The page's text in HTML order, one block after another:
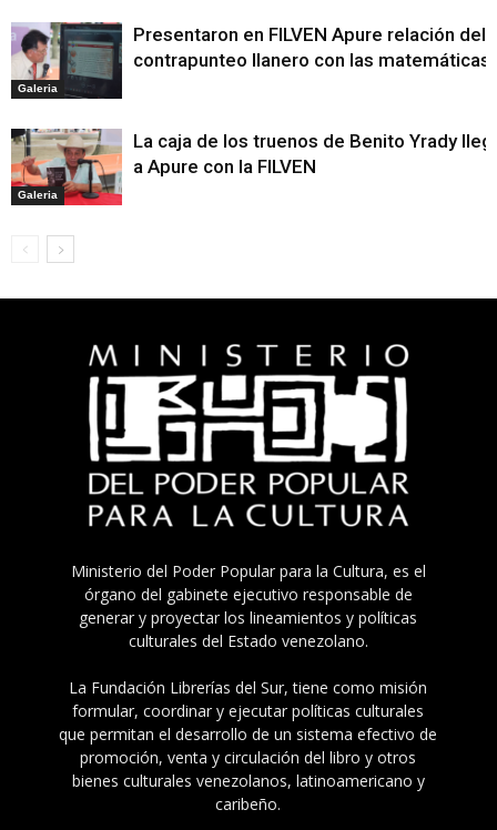
Galeria
Presentaron en FILVEN Apure relación del
contrapunteo llanero con las matemáticas
Galeria
La caja de los truenos de Benito Yrady
a Apure con la FILVEN
Ministerio del Poder Popular para la Cultura, es el
órgano del gabinete ejecutivo responsable de
generar y proyectar los lineamientos y políticas
culturales del Estado venezolano.
La Fundación Librerías del Sur, tiene como misión
formular, coordinar y ejecutar políticas culturales
que permitan el desarrollo de un sistema efectivo de
promoción, venta y circulación del libro y otros
bienes culturales venezolanos, latinoamericano y
caribeño.